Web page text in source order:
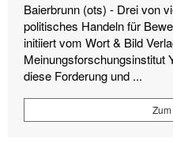
Baierbrunn (ots) - Drei von
politisches Handeln für
initiiert vom Wort & Bild
Meinungsforschungsinstitut
diese Forderung und ...